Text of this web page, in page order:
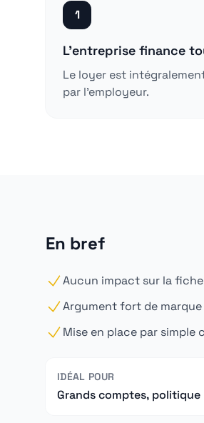
1
L'entreprise finance
Le loyer est
par l'employeur.
En bref
Aucun impact sur la fiche
Argument fort de
Mise en place par
IDÉAL POUR
Grands comptes,